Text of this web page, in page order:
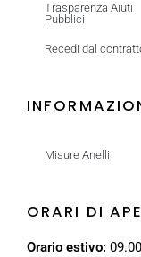
Trasparenza Aiuti
Pubblici
Recedi dal
Misure Anelli
ORARI DI
Orario estivo: